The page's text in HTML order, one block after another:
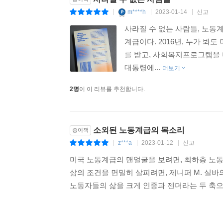
m****h 2023-01-14 신고
사라질 수 없는 사람들, 노동
계급이다. 2016년, 누가 봐도
를 받고, 사회복지프로그램
대통령에... 더보기
2명이 이 리뷰를 추천합니다.
종이책 소외된 노동계급의 목소리
z***a 2023-01-12 신고
미국 노동계급의 맨얼굴을 보려면, 최하층 노
삶의 조건을 면밀히 살피려면, 제니퍼 M. 실
노동자들의 삶을 크게 인종과 젠더라는 두 축